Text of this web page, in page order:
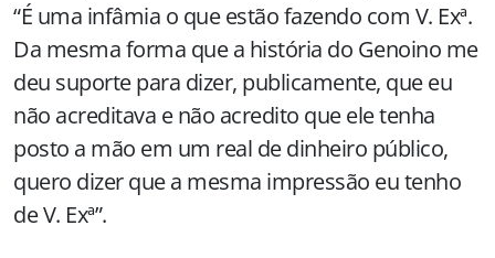
“É uma infâmia o que estão fazendo com V. Exª.
Da mesma forma que a história do Genoino me
deu suporte para dizer, publicamente, que eu
não acreditava e não acredito que ele tenha
posto a mão em um real de dinheiro público,
quero dizer que a mesma impressão eu tenho
de V. Exª”.